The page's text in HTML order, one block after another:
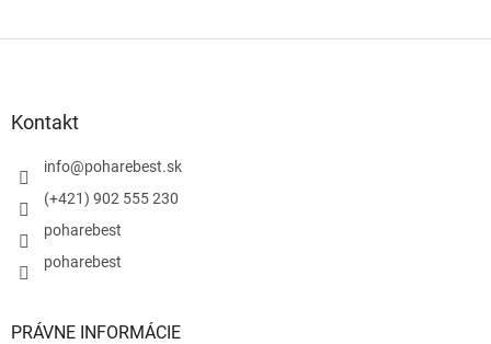
Kontakt
info@poharebest.sk
(+421) 902 555 230
poharebest
poharebest
PRÁVNE INFORMÁCIE